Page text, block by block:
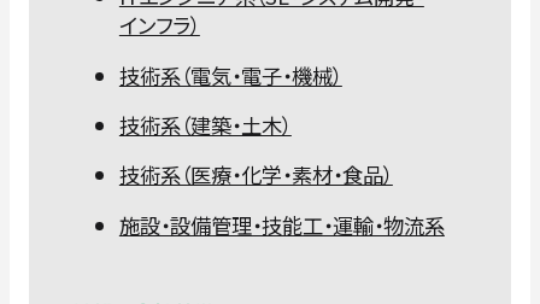
インフラ）
技術系（電気・電子・機械）
技術系（建築・土木）
技術系（医療・化学・素材・食品）
施設・設備管理・技能工・運輸・物流系